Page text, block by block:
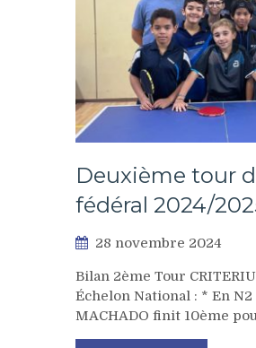
Deuxième tour
fédéral 2024/
28 novembre 2024
Bilan 2ème Tour
Échelon National : * En N2
MACHADO finit 10ème